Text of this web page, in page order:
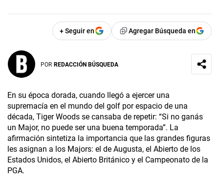
+ Seguir en Agregar Búsqueda en
POR REDACCIÓN BÚSQUEDA
En su época dorada, cuando llegó a ejercer una
supremacía en el mundo del golf por espacio de una
década, Tiger Woods se cansaba de repetir: “Si no ganás
un Major, no puede ser una buena temporada”. La
afirmación sintetiza la importancia que las grandes figuras
les asignan a los Majors: el de Augusta, el Abierto de los
Estados Unidos, el Abierto Británico y el Campeonato de la
PGA.